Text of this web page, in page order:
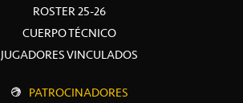
ROSTER 25-26
CUERPO TÉCNICO
JUGADORES VINCULADOS
PATROCINADORES